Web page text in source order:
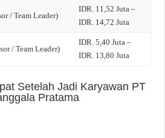
/ Team Leader)
IDR. 11,52 Juta –
IDR. 14,72 Juta
/ Team Leader)
IDR. 5,40 Juta –
IDR. 13,80 Juta
Setelah Jadi Karyawan PT
Pratama